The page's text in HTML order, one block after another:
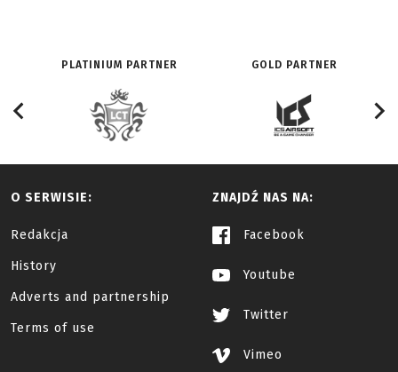
PLATINIUM PARTNER GOLD PARTNER
O SERWISIE:
Redakcja
History
Adverts and partnership
Terms of use
ZNAJDŹ NAS NA:
Facebook
Youtube
Twitter
Vimeo